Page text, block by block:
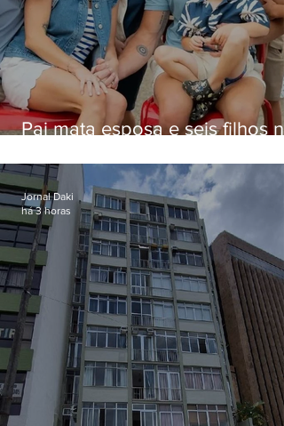
Pai mata esposa e seis filhos
Jornal Daki
há 3 horas